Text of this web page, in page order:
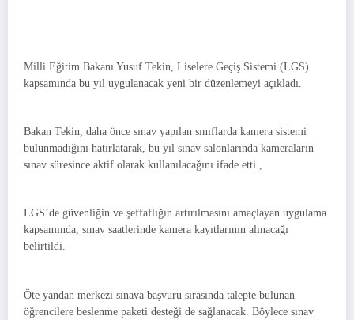
Milli Eğitim Bakanı Yusuf Tekin, Liselere Geçiş Sistemi (LGS)
kapsamında bu yıl uygulanacak yeni bir düzenlemeyi açıkladı.
Bakan Tekin, daha önce sınav yapılan sınıflarda kamera sistemi
bulunmadığını hatırlatarak, bu yıl sınav salonlarında kameraların
sınav süresince aktif olarak kullanılacağını ifade etti.,
LGS’de güvenliğin ve şeffaflığın artırılmasını amaçlayan uygulama
kapsamında, sınav saatlerinde kamera kayıtlarının alınacağı
belirtildi.
Öte yandan merkezi sınava başvuru sırasında talepte bulunan
öğrencilere beslenme paketi desteği de sağlanacak. Böylece sınav